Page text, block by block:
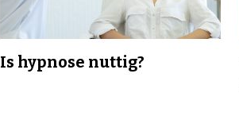
Is hypnose nuttig?